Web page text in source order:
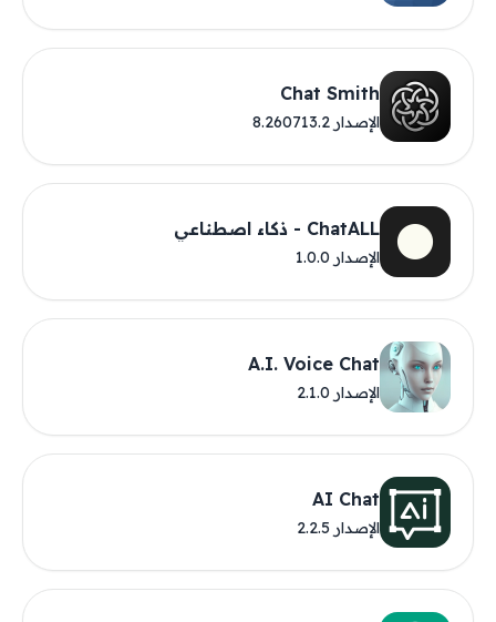
Chat Smith
الإصدار 8.260713.2
ChatALL - ذكاء اصطناعي
الإصدار 1.0.0
A.I. Voice Chat
الإصدار 2.1.0
AI Chat
الإصدار 2.2.5